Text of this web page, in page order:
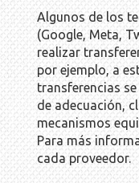
Algunos de los
(Google, Meta,
realizar
por ejemplo, a
transferencias
de adecuación,
mecanismos
Para más
cada proveedor.